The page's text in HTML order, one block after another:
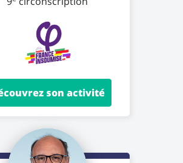
son activité